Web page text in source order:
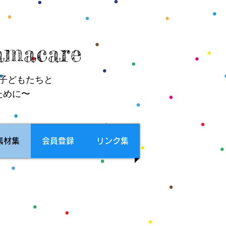
どもたちと
めに〜
材集 会員登録 リンク集